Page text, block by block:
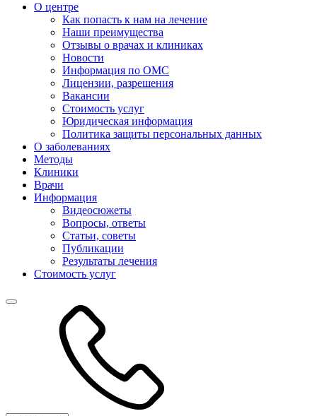
О центре
Как попасть к нам на лечение
Наши преимущества
Отзывы о врачах и клиниках
Новости
Информация по ОМС
Лицензии, разрешения
Вакансии
Стоимость услуг
Юридическая информация
Политика защиты персональных данных
О заболеваниях
Методы
Клиники
Врачи
Информация
Видеосюжеты
Вопросы, ответы
Статьи, советы
Публикации
Результаты лечения
Стоимость услуг